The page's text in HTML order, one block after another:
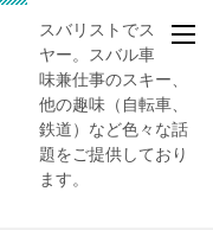
スバリストでスキー
ヤー。スバル車、趣
味兼仕事のスキー、
他の趣味（自転車、
鉄道）など色々な話
題をご提供しており
ます。